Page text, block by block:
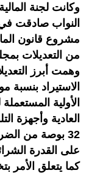
وكانت لجنة
النواب صادقت في
من التعديلات
وهمت أبرز
الأولية
العادية وأجهزة
32 بوصة من
على القدرة
كما يتعلق الأمر